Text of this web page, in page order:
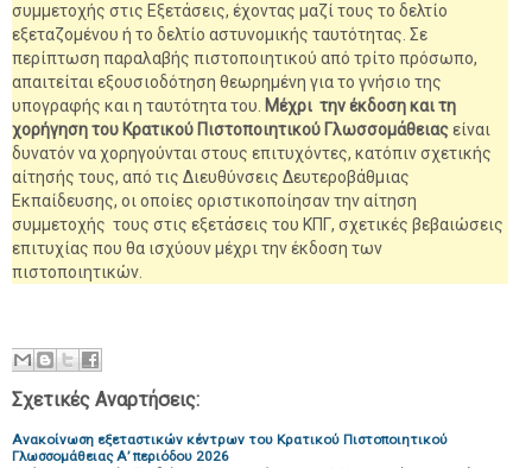
συμμετοχής στις Εξετάσεις, έχοντας μαζί τους το δελτίο
εξεταζομένου ή το δελτίο αστυνομικής ταυτότητας. Σε
περίπτωση παραλαβής πιστοποιητικού από τρίτο πρόσωπο,
απαιτείται εξουσιοδότηση θεωρημένη για το γνήσιο της
υπογραφής και η ταυτότητα του. Μέχρι την έκδοση και τη
χορήγηση του Κρατικού Πιστοποιητικού Γλωσσομάθειαςείναι
δυνατόν να χορηγούνται στους επιτυχόντες, κατόπιν σχετικής
αίτησής τους, από τις Διευθύνσεις Δευτεροβάθμιας
Εκπαίδευσης, οι οποίες οριστικοποίησαν την αίτηση
συμμετοχής τους στις εξετάσεις του ΚΠΓ, σχετικές βεβαιώσεις
επιτυχίας που θα ισχύουν μέχρι την έκδοση των
πιστοποιητικών.
Σχετικές Αναρτήσεις:
Ανακοίνωση εξεταστικών κέντρων του Κρατικού Πιστοποιητικού
Γλωσσομάθειας Α’ περιόδου 2026